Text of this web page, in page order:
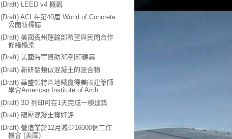
(Draft) LEED v4 概觀
(Draft) ACI 在第40屆 World of Concrete
公開新標誌
(Draft) 美國賓州運輸部希望與民間合作
修繕橋梁
(Draft) 美國海軍資助3D列印建築
(Draft) 新研發類似混凝土的混合物
(Draft) 華盛頓特區地鐵贏得美國建築師
學會American Institute of Arch...
(Draft) 3D 列印可在1天完成一棟建築
(Draft) 碾壓混凝土獲好評
(Draft) 營造業於12月減少16000個工作
機會 (美國)